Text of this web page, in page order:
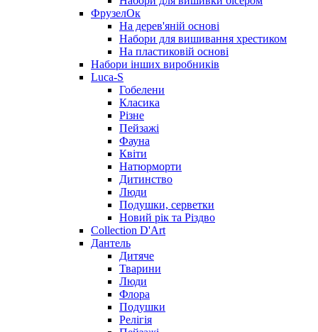
ФрузелОк
На дерев'яній основі
Набори для вишивання хрестиком
На пластиковій основі
Набори інших виробників
Luca-S
Гобелени
Класика
Різне
Пейзажі
Фауна
Квіти
Натюрморти
Дитинство
Люди
Подушки, серветки
Новий рік та Різдво
Collection D'Art
Дантель
Дитяче
Тварини
Люди
Флора
Подушки
Релігія